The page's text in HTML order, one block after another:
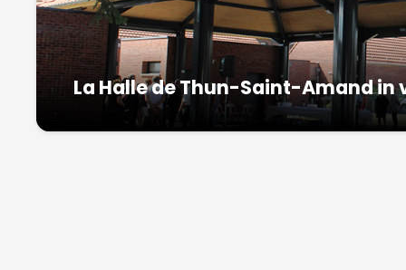
La Halle de Thun-Saint-Amand in